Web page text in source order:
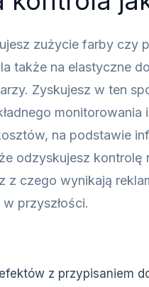
zużycie farby czy
także na elastyczne
Zyskujesz w ten
monitorowania i
na podstawie
odzyskujesz kontrolę
z czego wynikają
przyszłości.
z przypisaniem